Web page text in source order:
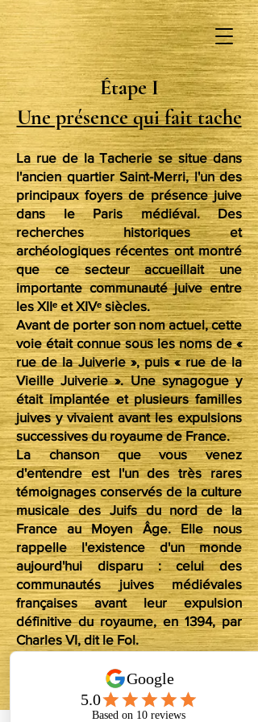
Étape I
Une présence qui fait tache
La rue de la Tacherie se situe dans
l'ancien quartier Saint-Merri, l'un des
principaux foyers de présence juive
dans le Paris médiéval. Des
recherches historiques et
archéologiques récentes ont montré
que ce secteur accueillait une
importante communauté juive entre
les XIIᵉ et XIVᵉ siècles.
Avant de porter son nom actuel, cette
voie était connue sous les noms de «
rue de la Juiverie », puis « rue de la
Vieille Juiverie ». Une synagogue y
était implantée et plusieurs familles
juives y vivaient avant les expulsions
successives du royaume de France.
La chanson que vous venez
d'entendre est l'un des très rares
témoignages conservés de la culture
musicale des Juifs du nord de la
France au Moyen Âge. Elle nous
rappelle l'existence d'un monde
aujourd'hui disparu : celui des
communautés juives médiévales
françaises avant leur expulsion
définitive du royaume, en 1394, par
Charles VI, dit le Fol.